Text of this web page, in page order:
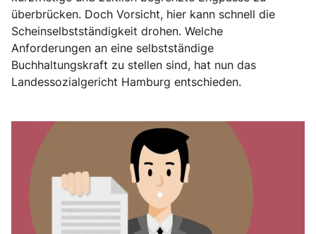
überbrücken. Doch Vorsicht, hier kann schnell die
Scheinselbstständigkeit drohen. Welche
Anforderungen an eine selbstständige
Buchhaltungskraft zu stellen sind, hat nun das
Landessozialgericht Hamburg entschieden.